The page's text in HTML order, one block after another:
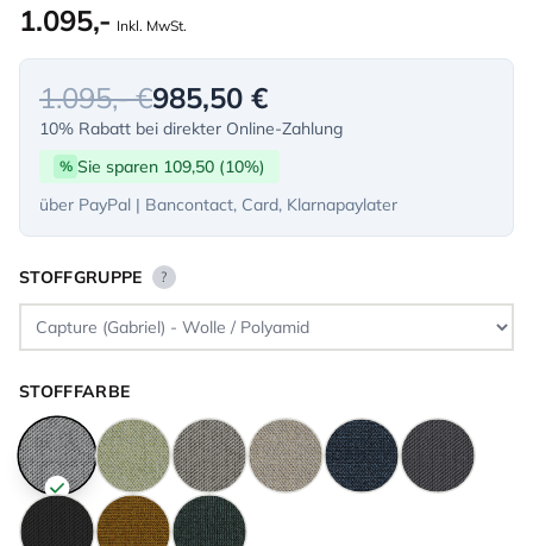
1.095,- Inkl. MwSt.
1.095,- €985,50 €
10% Rabatt bei direkter Online-Zahlung
% Sie sparen 109,50 (10%)
über PayPal | Bancontact, Card, Klarnapaylater
STOFFGRUPPE ?
STOFFFARBE